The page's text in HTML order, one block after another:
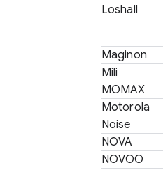
Loshall
Maginon
Mili
MOMAX
Motorola
Noise
NOVA
NOVOO